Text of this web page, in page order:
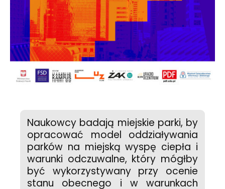
Naukowcy badają miejskie parki, by
opracować model oddziaływania
parków na miejską wyspę ciepła i
warunki odczuwalne, który mógłby
być wykorzystywany przy ocenie
stanu obecnego i w warunkach